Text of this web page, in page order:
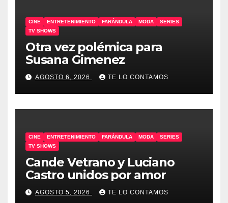
CINE ENTRETENIMIENTO FARÁNDULA MODA
SERIES
TV SHOWS
Otra vez polémica para
Susana Gimenez
AGOSTO 6, 2026 TE LO CONTAMOS
CINE ENTRETENIMIENTO FARÁNDULA MODA
SERIES
TV SHOWS
Cande Vetrano y Luciano
Castro unidos por amor
AGOSTO 5, 2026 TE LO CONTAMOS